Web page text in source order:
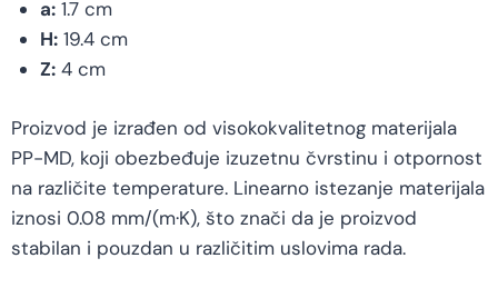
a:1.7 cm
H:19.4 cm
Z:4 cm
Proizvod je izrađen od visokokvalitetnog materijala
PP-MD, koji obezbeđuje izuzetnu čvrstinu i otpornost
na različite temperature. Linearno istezanje materijala
iznosi 0.08 mm/(m·K), što znači da je proizvod
stabilan i pouzdan u različitim uslovima rada.